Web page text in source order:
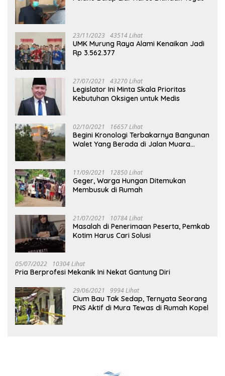
23/11/2023 43514 Lihat
UMK Murung Raya Alami Kenaikan Jadi
Rp 3.562.377
27/07/2021 43270 Lihat
Legislator Ini Minta Skala Prioritas
Kebutuhan Oksigen untuk Medis
02/10/2021 16657 Lihat
Begini Kronologi Terbakarnya Bangunan
Walet Yang Berada di Jalan Muara
11/09/2021 12850 Lihat
Geger, Warga Hungan Ditemukan
Membusuk di Rumah
21/07/2021 10784 Lihat
Masalah di Penerimaan Peserta, Pemkab
Kotim Harus Cari Solusi
05/07/2022 10304 Lihat
Pria Berprofesi Mekanik Ini Nekat Gantung Diri
29/06/2021 9994 Lihat
Cium Bau Tak Sedap, Ternyata Seorang
PNS Aktif di Mura Tewas di Rumah Kopel